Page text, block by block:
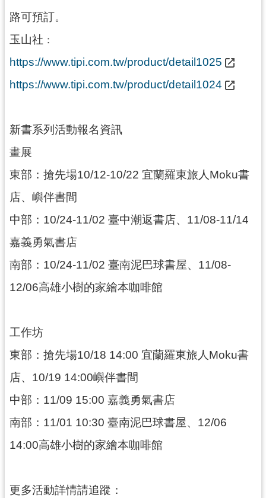
路可預訂。
玉山社 ：
https://www.tipi.com.tw/product/detail1025
https://www.tipi.com.tw/product/detail1024
新書系列活動報名資訊
畫展
東部：搶先場10/12-10/22 宜蘭羅東旅人Moku書
店、嶼伴書間
中部：10/24-11/02 臺中潮返書店、11/08-11/14
嘉義勇氣書店
南部：10/24-11/02 臺南泥巴球書屋、11/08-
12/06高雄小樹的家繪本咖啡館
工作坊
東部：搶先場10/18 14:00 宜蘭羅東旅人Moku書
店、10/19 14:00嶼伴書間
中部：11/09 15:00 嘉義勇氣書店
南部：11/01 10:30 臺南泥巴球書屋、12/06
14:00高雄小樹的家繪本咖啡館
更多活動詳情請追蹤：